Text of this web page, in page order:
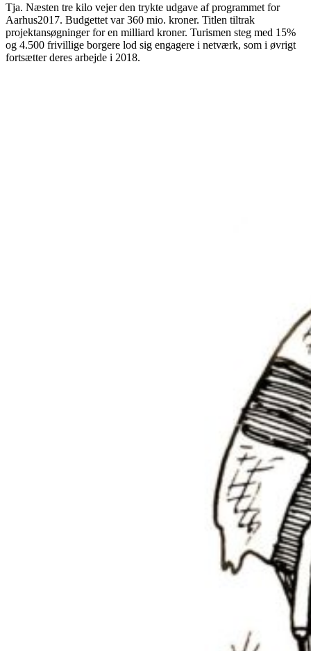
Tja. Næsten tre kilo vejer den trykte udgave af programmet for
Aarhus2017. Budgettet var 360 mio. kroner. Titlen tiltrak
projektansøgninger for en milliard kroner. Turismen steg med 15%
og 4.500 frivillige borgere lod sig engagere i netværk, som i øvrigt
fortsætter deres arbejde i 2018.